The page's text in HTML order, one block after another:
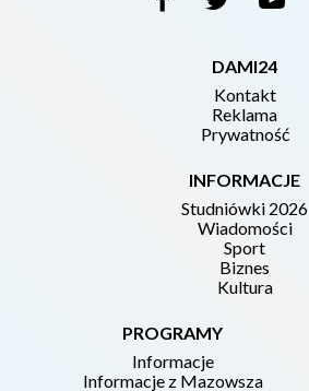
DAMI24
Kontakt
Reklama
Prywatność
INFORMACJE
Studniówki 2026
Wiadomości
Sport
Biznes
Kultura
PROGRAMY
Informacje
Informacje z Mazowsza